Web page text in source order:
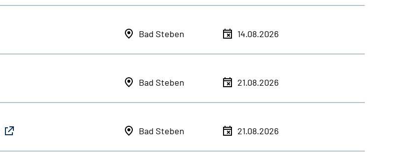
Bad Steben 14.08.2026
Bad Steben 21.08.2026
Bad Steben 21.08.2026